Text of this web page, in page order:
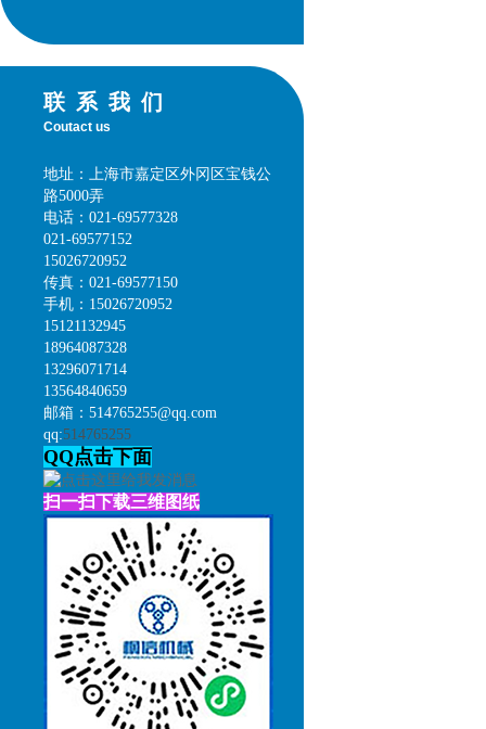
联系我们
Coutact us
地址：上海市嘉定区外冈区宝钱公
路5000弄
电话：021-69577328
021-69577152
15026720952
传真：021-69577150
手机：15026720952
15121132945
18964087328
13296071714
13564840659
邮箱：514765255@qq.com
qq:514765255
QQ点击下面
扫一扫下载三维图纸